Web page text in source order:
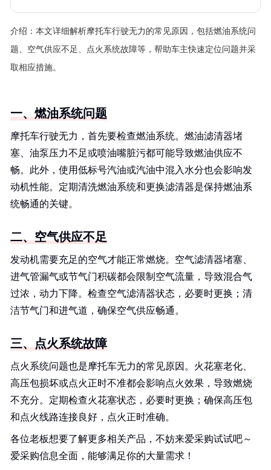
介绍： 本文详细解析摩托车行驶无力的常见原因，包括燃油系统问
题、空气供应不足、点火系统故障等，帮助车主快速定位问题并采
取相应措施。
一、燃油系统问题
摩托车行驶无力，首先要检查燃油系统。燃油滤清器堵
塞、油泵压力不足或喷油嘴脏污都可能导致燃油供应不
畅。此外，使用低标号汽油或汽油中混入水分也会影响发
动机性能。定期清洗燃油系统和更换滤清器是保持燃油系
统畅通的关键。
二、空气供应不足
发动机需要充足的空气才能正常燃烧。空气滤清器堵塞、
进气管漏气或节气门积碳都会限制空气流量，导致混合气
过浓，动力下降。检查空气滤清器状态，必要时更换；清
洁节气门和进气道，确保空气供应畅通。
三、点火系统故障
点火系统问题也是摩托车无力的常见原因。火花塞老化、
高压包损坏或点火正时不准都会影响点火效果，导致燃烧
不充分。定期检查火花塞状态，必要时更换；确保高压包
和点火线路连接良好，点火正时准确。
各位老板想要了解更多相关产品，不妨来爱采购试试吧～
爱采购信息全面，能够满足你的大量需求！